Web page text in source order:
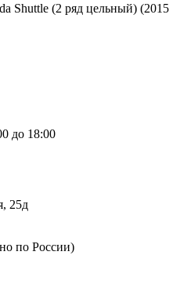
Shuttle (2 ряд цельный) (2015
до 18:00
25д
по России)